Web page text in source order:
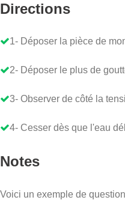
Directions
1- Déposer la pièce de
2- Déposer le plus de
3- Observer de côté la
4- Cesser dès que l'eau
Notes
Voici un exemple de